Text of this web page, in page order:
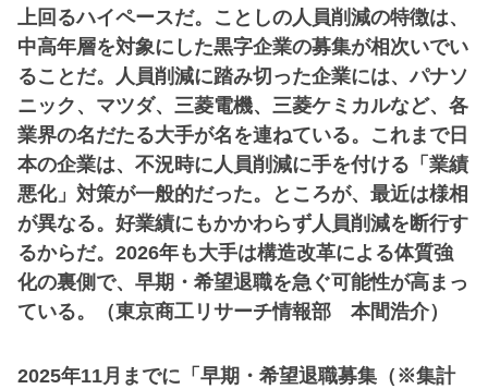
上回るハイペースだ。ことしの人員削減の特徴は、
中高年層を対象にした黒字企業の募集が相次いでい
ることだ。人員削減に踏み切った企業には、パナソ
ニック、マツダ、三菱電機、三菱ケミカルなど、各
業界の名だたる大手が名を連ねている。これまで日
本の企業は、不況時に人員削減に手を付ける「業績
悪化」対策が一般的だった。ところが、最近は様相
が異なる。好業績にもかかわらず人員削減を断行す
るからだ。2026年も大手は構造改革による体質強
化の裏側で、早期・希望退職を急ぐ可能性が高まっ
ている。（東京商工リサーチ情報部 本間浩介）
2025年11月までに「早期・希望退職募集（※集計